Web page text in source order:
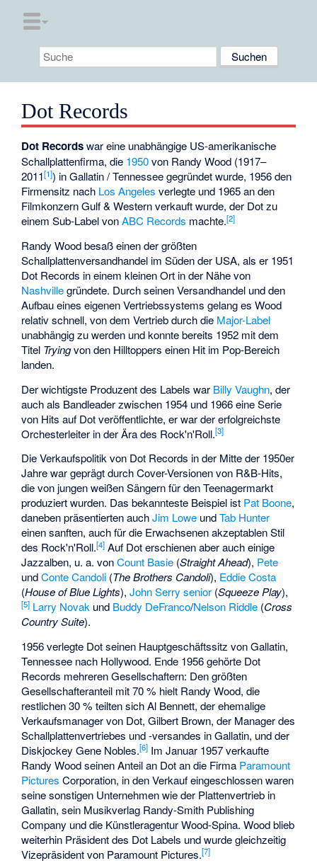
Dot Records
Dot Recordswar eine unabhängige US-amerikanische
Schallplattenfirma, die 1950von Randy Wood (1917–
2011[1]) in Gallatin / Tennessee gegründet wurde, 1956 den
Firmensitz nach Los Angeles verlegte und 1965 an den
Filmkonzern Gulf & Western verkauft wurde, der Dot zu
einem Sub-Label vonABC Records machte.[2]
Randy Wood besaß einen der größten
Schallplattenversandhandel im Süden der USA, als er 1951
Dot Records in einem kleinen Ort in der Nähe von
Nashvillegründete. Durch seinen Versandhandel und den
Aufbau eines eigenen Vertriebssystems gelang es Wood
relativ schnell, von dem Vertrieb durch die Major-Label
unabhängig zu werden und konnte bereits 1952 mit dem
Titel Tryingvon den Hilltoppers einen Hit im Pop-Bereich
landen.
Der wichtigste Produzent des Labels war Billy Vaughn, der
auch als Bandleader zwischen 1954 und 1966 eine Serie
von Hits auf Dot veröffentlichte, er war der erfolgreichste
Orchesterleiter in der Ära des Rock'n'Roll.[3]
Die Verkaufspolitik von Dot Records in der Mitte der 1950er
Jahre war geprägt durch Cover-Versionen von R&B-Hits,
die von jungen weißen Sängern für den Teenagermarkt
produziert wurden. Das bekannteste Beispiel ist Pat Boone,
daneben präsentierten auchJim Lowe undTab Hunter
einen sanften, auch für die Erwachsenen akzeptablen Stil
des Rock'n'Roll.[4] Auf Dot erschienen aber auch einige
Jazzalben, u. a. vonCount Basie (Straight Ahead), Pete
undConte Candoli (The Brothers Candoli), Eddie Costa
(House of Blue Lights),John Serry senior (Squeeze Play),
[5] Larry Novak und Buddy DeFranco/Nelson Riddle (Cross
Country Suite).
1956 verlegte Dot seinen Hauptgeschäftssitz von Gallatin,
Tennessee nach Hollywood. Ende 1956 gehörte Dot
Records mehreren Gesellschaftern: Den größten
Gesellschafteranteil mit 70 % hielt Randy Wood, die
restlichen 30 % teilten sich Al Bennett, der ehemalige
Verkaufsmanager von Dot, Gilbert Brown, der Manager des
Schallplattenvertriebes und -versandes in Gallatin, und der
DiskjockeyGene Nobles.[6] Im Januar 1957 verkaufte
Randy Wood seinen Anteil an Dot an die Firma Paramount
Pictures Corporation, in den Verkauf eingeschlossen waren
seine sonstigen Unternehmen wie der Plattenvertrieb in
Gallatin, sein Musikverlag Randy-Smith Publishing
Company und die Künstleragentur Wood-Spina. Wood blieb
weiterhin Präsident des Dot Labels und wurde gleichzeitig
Vizepräsident von Paramount Pictures.[7]